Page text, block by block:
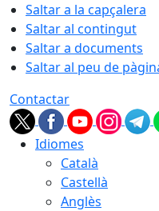
Saltar a la capçalera
Saltar al contingut
Saltar a documents
Saltar al peu de
Contactar
Idiomes
Català
Castellà
Anglès